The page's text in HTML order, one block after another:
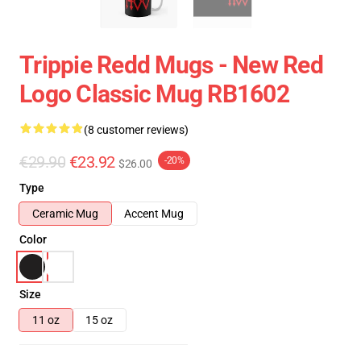
Trippie Redd Mugs - New Red
Logo Classic Mug RB1602
(8 customer reviews)
€29.90 €23.92 $26.00 -20%
Type
Ceramic Mug
Accent Mug
Color
Size
11 oz
15 oz